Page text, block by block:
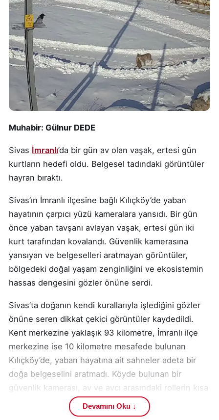
Muhabir: Gülnur DEDE
Sivas İmranlı’da bir gün av olan vaşak, ertesi gün
kurtların hedefi oldu. Belgesel tadındaki görüntüler
hayran bıraktı.
Sivas’ın İmranlı ilçesine bağlı Kılıçköy’de yaban
hayatının çarpıcı yüzü kameralara yansıdı. Bir gün
önce yaban tavşanı avlayan vaşak, ertesi gün iki
kurt tarafından kovalandı. Güvenlik kamerasına
yansıyan ve belgeselleri aratmayan görüntüler,
bölgedeki doğal yaşam zenginliğini ve ekosistemin
hassas dengesini gözler önüne serdi.
Sivas’ta doğanın kendi kurallarıyla işlediğini gözler
önüne seren dikkat çekici görüntüler kaydedildi.
Kent merkezine yaklaşık 93 kilometre, İmranlı ilçe
merkezine ise 10 kilometre mesafede bulunan
Kılıçköy’de, yaban hayatına ait sahneler adeta bir
doğa belgeselini aratmadı. Köyde bulunan bir
güvenlik kamerası, av ve avcı arasındaki rollerin kısa
sürede nasıl değişebildiğini net biçimde ortaya
Devamını Oku ↓